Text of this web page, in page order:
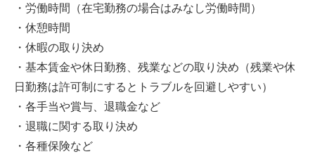
・労働時間（在宅勤務の場合はみなし労働時間）
・休憩時間
・休暇の取り決め
・基本賃金や休日勤務、残業などの取り決め（残業や休
日勤務は許可制にするとトラブルを回避しやすい）
・各手当や賞与、退職金など
・退職に関する取り決め
・各種保険など